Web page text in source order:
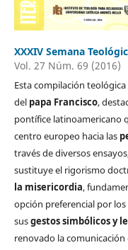
XXXIV Semana
Vol. 27 Núm. 69 (2016)
Esta compilación
del papa Francisco,
pontífice latinoamericano
centro europeo hacia las
través de diversos
sustituye el rigorismo
la misericordia,
opción preferencial por
susgestos simbólicos y
renovado la